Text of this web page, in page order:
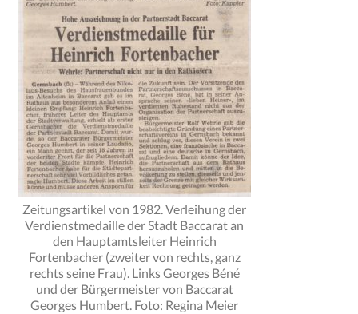
Zeitungsartikel von 1982. Verleihung der
Verdienstmedaille der Stadt Baccarat an
den Hauptamtsleiter Heinrich
Fortenbacher (zweiter von rechts, ganz
rechts seine Frau). Links Georges Béné
und der Bürgermeister von Baccarat
Georges Humbert. Foto: Regina Meier